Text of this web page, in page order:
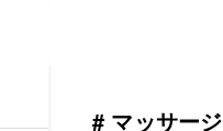
# マッサージ